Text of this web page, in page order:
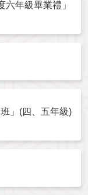
年級畢業禮」
」(四、五年級)